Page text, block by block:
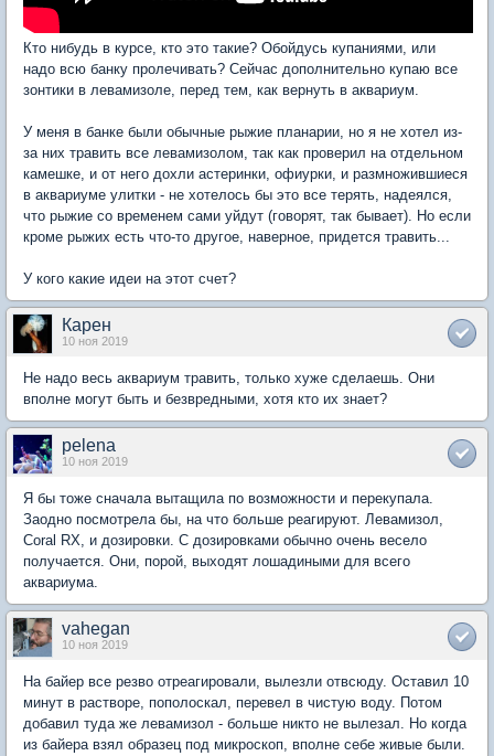
Кто нибудь в курсе, кто это такие? Обойдусь купаниями, или
надо всю банку пролечивать? Сейчас дополнительно купаю все
зонтики в левамизоле, перед тем, как вернуть в аквариум.
У меня в банке были обычные рыжие планарии, но я не хотел из-
за них травить все левамизолом, так как проверил на отдельном
камешке, и от него дохли астеринки, офиурки, и размножившиеся
в аквариуме улитки - не хотелось бы это все терять, надеялся,
что рыжие со временем сами уйдут (говорят, так бывает). Но если
кроме рыжих есть что-то другое, наверное, придется травить...
У кого какие идеи на этот счет?
Карен
10 ноя 2019
Не надо весь аквариум травить, только хуже сделаешь. Они
вполне могут быть и безвредными, хотя кто их знает?
pelena
10 ноя 2019
Я бы тоже сначала вытащила по возможности и перекупала.
Заодно посмотрела бы, на что больше реагируют. Левамизол,
Coral RX, и дозировки. С дозировками обычно очень весело
получается. Они, порой, выходят лошадиными для всего
аквариума.
vahegan
10 ноя 2019
На байер все резво отреагировали, вылезли отвсюду. Оставил 10
минут в растворе, пополоскал, перевел в чистую воду. Потом
добавил туда же левамизол - больше никто не вылезал. Но когда
из байера взял образец под микроскоп, вполне себе живые были.